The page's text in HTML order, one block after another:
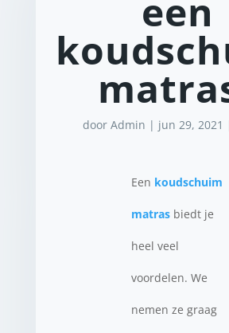
een
door Admin | jun 29, 2021
Een koudschuim
matrasbiedt je
heel veel
voordelen. We
nemen ze graag